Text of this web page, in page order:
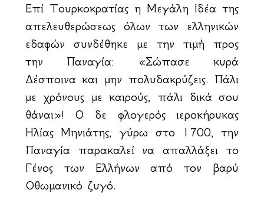
Επί Τουρκοκρατίας η Μεγάλη Ιδέα της
απελευθερώσεως όλων των ελληνικών
εδαφών συνδέθηκε με την τιμή προς
την Παναγία: «Σώπασε κυρά
Δέσποινα και μην πολυδακρύζεις. Πάλι
με χρόνους με καιρούς, πάλι δικά σου
θάναι»! Ο δε φλογερός ιεροκήρυκας
Ηλίας Μηνιάτης, γύρω στο 1700, την
Παναγία παρακαλεί να απαλλάξει το
Γένος των Ελλήνων από τον βαρύ
Οθωμανικό ζυγό.